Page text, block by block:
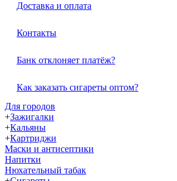
Доставка и оплата
Контакты
Банк отклоняет платёж?
Как заказать сигареты оптом?
Для городов
+Зажигалки
+Кальяны
+Картриджи
Маски и антисептики
Напитки
Нюхательный табак